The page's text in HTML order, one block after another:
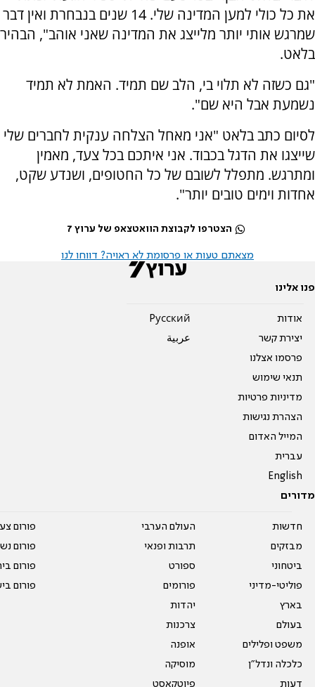
את כל כולי למען המדינה שלי. 14 שנים בנבחרת ואין דבר
שמרגש אותי יותר מלייצג את המדינה שאני אוהב", הבהיר
בלאט.
"גם כשזה לא תלוי בי, הלב שם תמיד. האמת לא תמיד
נשמעת אבל היא שם".
לסיום כתב בלאט "אני מאחל הצלחה ענקית לחברים שלי
שייצגו את הדגל בכבוד. אני איתכם בכל צעד, מאמין
ומתרגש. מתפלל לשובם של כל החטופים, ושנדע שקט,
אחדות וימים טובים יותר".
הצטרפו לקבוצת הוואטצאפ של ערוץ 7
מצאתם טעות או פרסומת לא ראויה? דווחו לנו
פנו אלינו
אודות
יצירת קשר
פרסמו אצלנו
תנאי שימוש
מדיניות פרטיות
הצהרת נגישות
המייל האדום
עברית
English
Pусский
عربية
מדורים
חדשות
מבזקים
ביטחוני
פוליטי-מדיני
בארץ
בעולם
משפט ופלילים
כלכלה ונדל"ן
דעות
העולם הערבי
תרבות ופנאי
ספורט
פורומים
יהדות
צרכנות
אופנה
מוסיקה
פיוטקאסט
פורום
פורום
פורום
פורום